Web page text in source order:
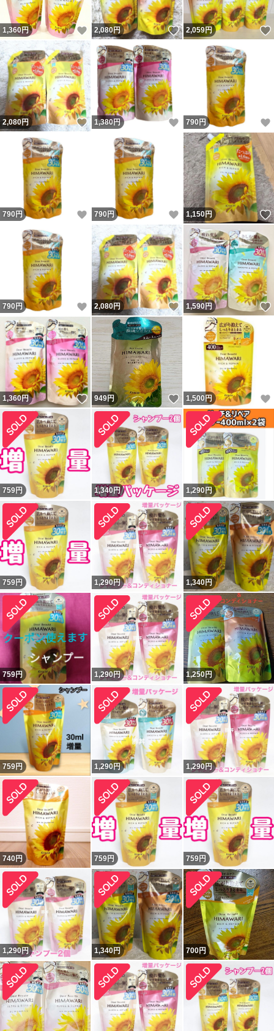
1,360円 いいね！
2,080円 いいね！
2,059円
2,080円 いいね！
1,380円 いいね！
790 円
790 円 いいね！
790 円 いいね！
1,150円
790 円 いいね！
2,080円 いいね！
1,590円
1,360円 いいね！
949円 いいね！
1,500 円
759円 1,340円 1,290円
759円 1,290円 1,340円
759円 1,290円 1,250円
759円 1,290円 1,290円
740円 759円 759円
1,290円 1,340円 700円